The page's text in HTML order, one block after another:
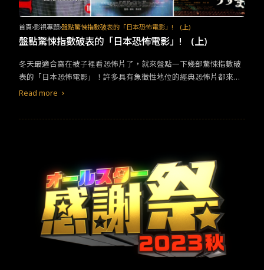
首頁 影視專題 盤點驚悚指數破表的「日本恐怖電影」! (上)
盤點驚悚指數破表的「日本恐怖電影」! (上)
冬天最適合窩在被子裡看恐怖片了，就來盤點一下幾部驚悚指數破
表的「日本恐怖電影」！許多具有象徵性地位的經典恐怖片都來自
於日本，光這點就很值得觀看了吧！ 《七夜怪談》： 日本作家鈴木
科學辨認出的真實存在」以及「恐怖事情可能就在你身邊」的真實
感！一旦觀看錄影帶，就會接到一通電話，告訴你只剩下倒數一周
的生命，眼看著生命在倒數，身體出現越來越多女鬼留下的痕跡，
唯一可以避免死亡的方法是將錄影帶拷貝給尚未看過的其他人看，
將詛咒移轉他人，該如何打破這個詛咒，在女鬼手中搶奪生命呢？
Read more